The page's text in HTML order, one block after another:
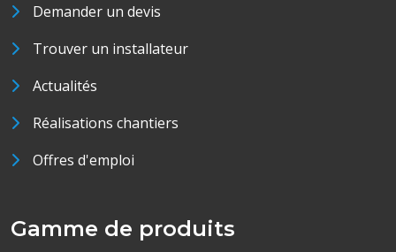
Demander un devis
Trouver un installateur
Actualités
Réalisations chantiers
Offres d'emploi
Gamme de produits